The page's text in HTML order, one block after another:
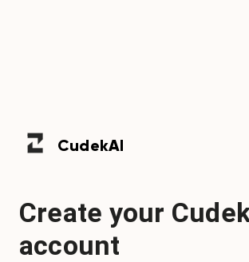
CudekAI
Create your
account